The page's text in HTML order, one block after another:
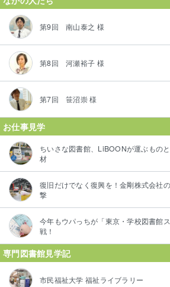
第9回 南山泰之 様
第8回 河瀬裕子 様
第7回 笹沼崇 様
お仕事見学
ちいさな図書館、LiBOONが運ぶもの
材
復旧だけでなく復興を！金剛株式会社
撃
今年もウパっちが「東京・学校図書館
戦！
専門図書館見学記
市民福祉大学 福祉ライブラリー